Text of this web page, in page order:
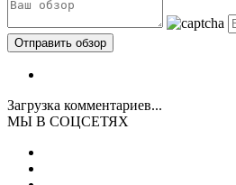
Загрузка комментариев...
МЫ В СОЦСЕТЯХ